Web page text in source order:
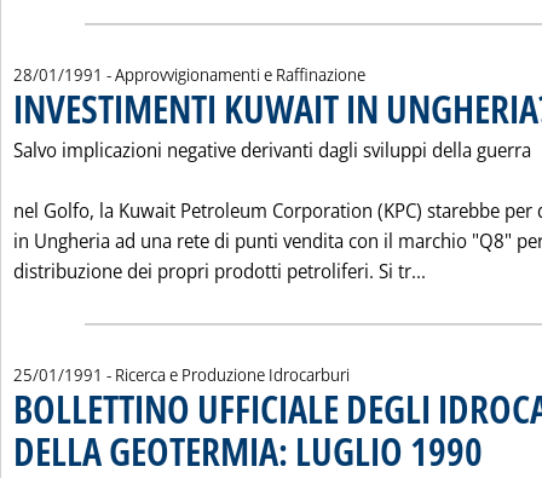
28/01/1991 - Approvvigionamenti e Raffinazione
INVESTIMENTI KUWAIT IN
Salvo implicazioni negative derivanti dagli sviluppi della guerra
nel Golfo, la Kuwait Petroleum Corporation (KPC) starebbe per
in Ungheria ad una rete di punti vendita con il marchio "Q8"
distribuzione dei propri prodotti petroliferi. Si tr...
25/01/1991 - Ricerca e Produzione Idrocarburi
BOLLETTINO UFFICIALE DEGLI
DELLA GEOTERMIA: LUGLIO 1990